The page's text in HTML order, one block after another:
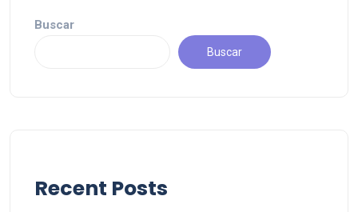
Buscar
Buscar
Recent Posts